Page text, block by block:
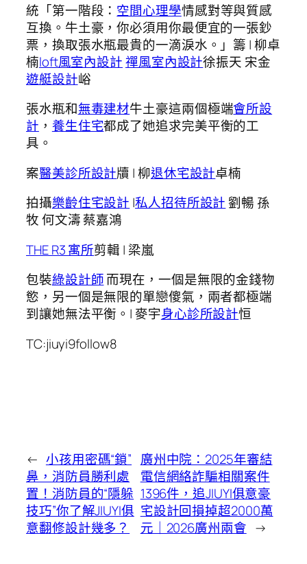
統「第一階段： 空間心理學情感對等與質感
互換。牛土豪，你必須用你最便宜的一張鈔
票，換取張水瓶最貴的一滴淚水。」籌 | 柳卓
楠loft風室內設計禪風室內設計徐振天 宋金
遊艇設計峪
張水瓶和無毒建材牛土豪這兩個極端會所設
計 ， 養生住宅都成了她追求完美平衡的工
具。
案醫美診所設計牘 | 柳退休宅設計卓楠
拍攝樂齡住宅設計 |私人招待所設計 劉暢 孫
牧 何文濤 蔡嘉鴻
THE R3 寓所剪輯 | 梁嵐
包裝綠設計師而現在，一個是無限的金錢物
慾，另一個是無限的單戀傻氣，兩者都極端
到讓她無法平衡。| 麥宇身心診所設計恒
TC:jiuyi9follow8
← 小孩用密碼“鎖”
鼻，消防員勝利處
置！消防員的“隱躲
技巧”你了解JIUYI俱
意翻修設計幾多？
廣州中院：2025年審結
電信網絡詐騙相關案件
1396件，追JIUYI俱意豪
宅設計回損掉超2000萬
元｜2026廣州兩會 →